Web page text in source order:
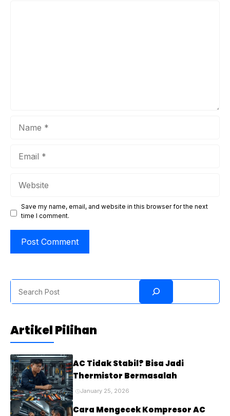
Save my name, email, and website in this browser for the next
time I comment.
Artikel Pilihan
AC Tidak Stabil? Bisa Jadi
Thermistor Bermasalah
January 25, 2026
Cara Mengecek Kompresor AC